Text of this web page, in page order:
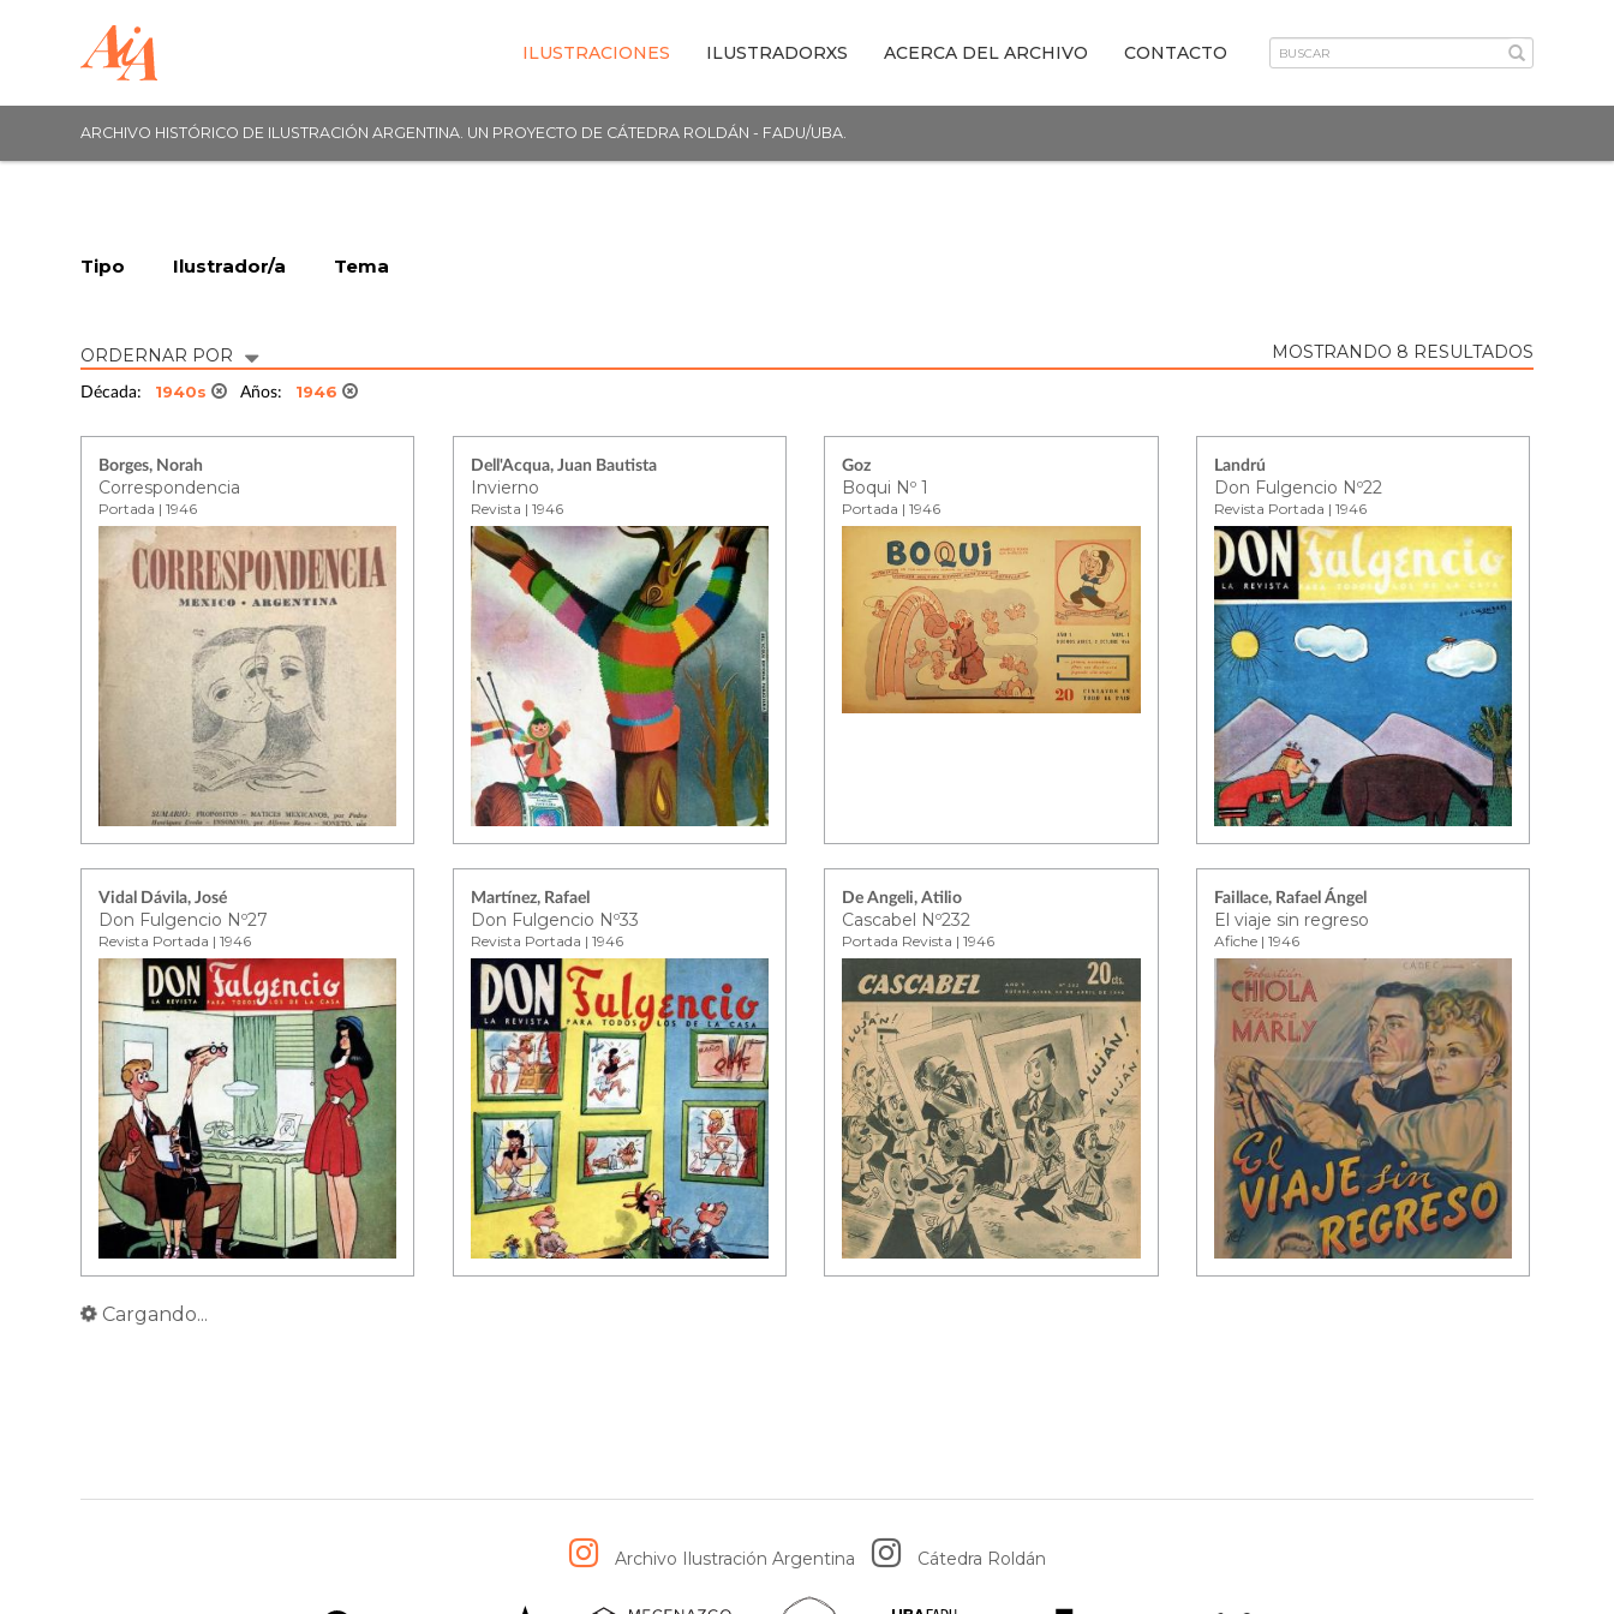
ILUSTRACIONES ILUSTRADORXS ACERCA DEL ARCHIVO CONTACTO
ARCHIVO HISTÓRICO DE ILUSTRACIÓN ARGENTINA. UN PROYECTO DE CÁTEDRA ROLDÁN - FADU/UBA.
Tipo Ilustrador/a Tema
ORDERNAR POR MOSTRANDO 8 RESULTADOS
Década: 1940s Años: 1946
Borges, Norah
Correspondencia
Portada | 1946
Dell'Acqua, Juan Bautista
Invierno
Revista | 1946
Goz
Boqui Nº 1
Portada | 1946
Landrú
Don Fulgencio Nº22
Revista Portada | 1946
Vidal Dávila, José
Don Fulgencio Nº27
Revista Portada | 1946
Martínez, Rafael
Don Fulgencio Nº33
Revista Portada | 1946
De Angeli, Atilio
Cascabel Nº232
Portada Revista | 1946
Faillace, Rafael Ángel
El viaje sin regreso
Afiche | 1946
Cargando...
Archivo Ilustración Argentina Cátedra Roldán